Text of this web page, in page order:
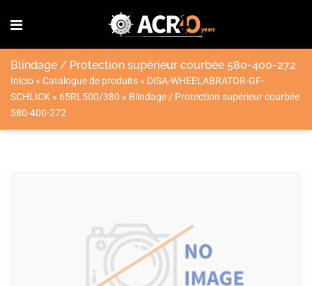
Blindage / Protection supérieur courbée 580-400-272
Inicio » Catalogue de produits » DISA-WHEELABRATOR-GF-
SCHLICK » 65RL500/380 » Blindage / Protection supérieur courbée
580-400-272